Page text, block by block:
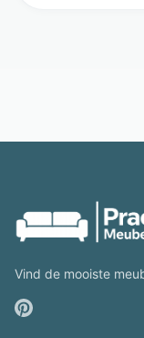
Vind de mooiste